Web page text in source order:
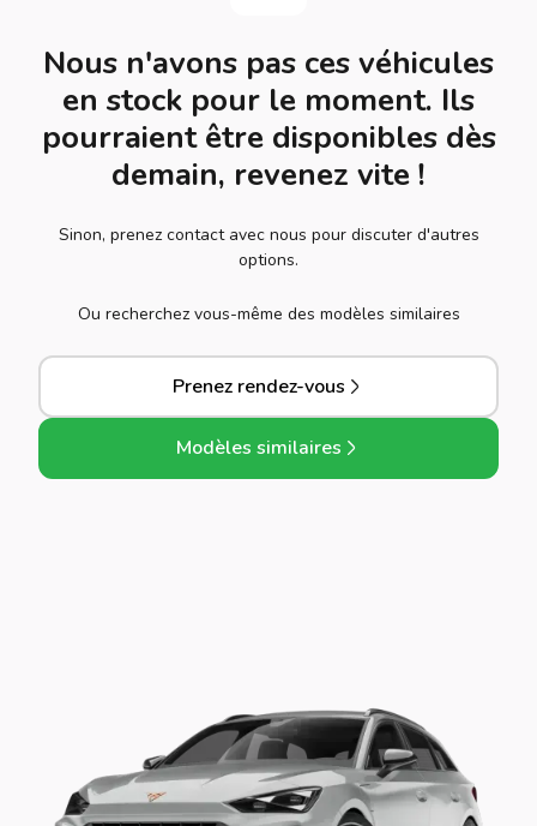
Nous n'avons pas ces véhicules
en stock pour le moment. Ils
pourraient être disponibles dès
demain, revenez vite !
Sinon, prenez contact avec nous pour discuter d'autres
options.
Ou recherchez vous-même des modèles similaires
Prenez rendez-vous
Modèles similaires